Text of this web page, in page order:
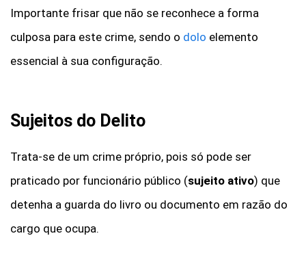
Importante frisar que não se reconhece a forma
culposa para este crime, sendo o dolo elemento
essencial à sua configuração.
Sujeitos do Delito
Trata-se de um crime próprio, pois só pode ser
praticado por funcionário público (sujeito ativo) que
detenha a guarda do livro ou documento em razão do
cargo que ocupa.